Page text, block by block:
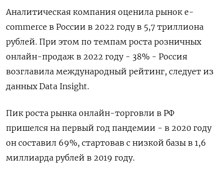
Аналитическая компания оценила рынок e-
commerce в России в 2022 году в 5,7 триллиона
рублей. При этом по темпам роста розничных
онлайн-продаж в 2022 году - 38% - Россия
возглавила международный рейтинг, следует из
данных Data Insight.
Пик роста рынка онлайн-торговли в РФ
пришелся на первый год пандемии - в 2020 году
он составил 69%, стартовав с низкой базы в 1,6
миллиарда рублей в 2019 году.